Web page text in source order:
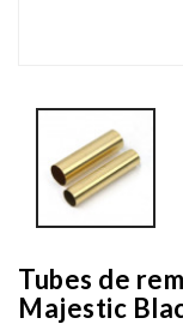
Tubes de
Majestic